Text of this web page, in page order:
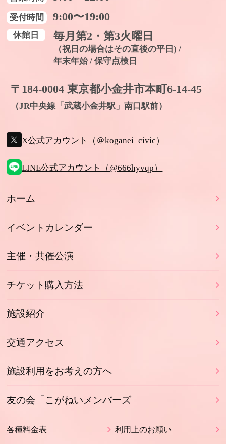
受付時間 9:00〜19:00
休館日 毎月第2・第3火曜日
（祝日の場合はその直後の平日) /
年末年始 / 保守点検日
〒184-0004 東京都小金井市本町6-14-45
（JR中央線「武蔵小金井駅」南口駅前）
X公式アカウント（＠koganei_civic）
LINE公式アカウント（@666hyvqp）
ホーム
イベントカレンダー
主催・共催公演
チケット購入方法
施設紹介
交通アクセス
施設利用をお考えの方へ
友の会「こがねいメンバーズ」
各種料金表 利用上のお願い